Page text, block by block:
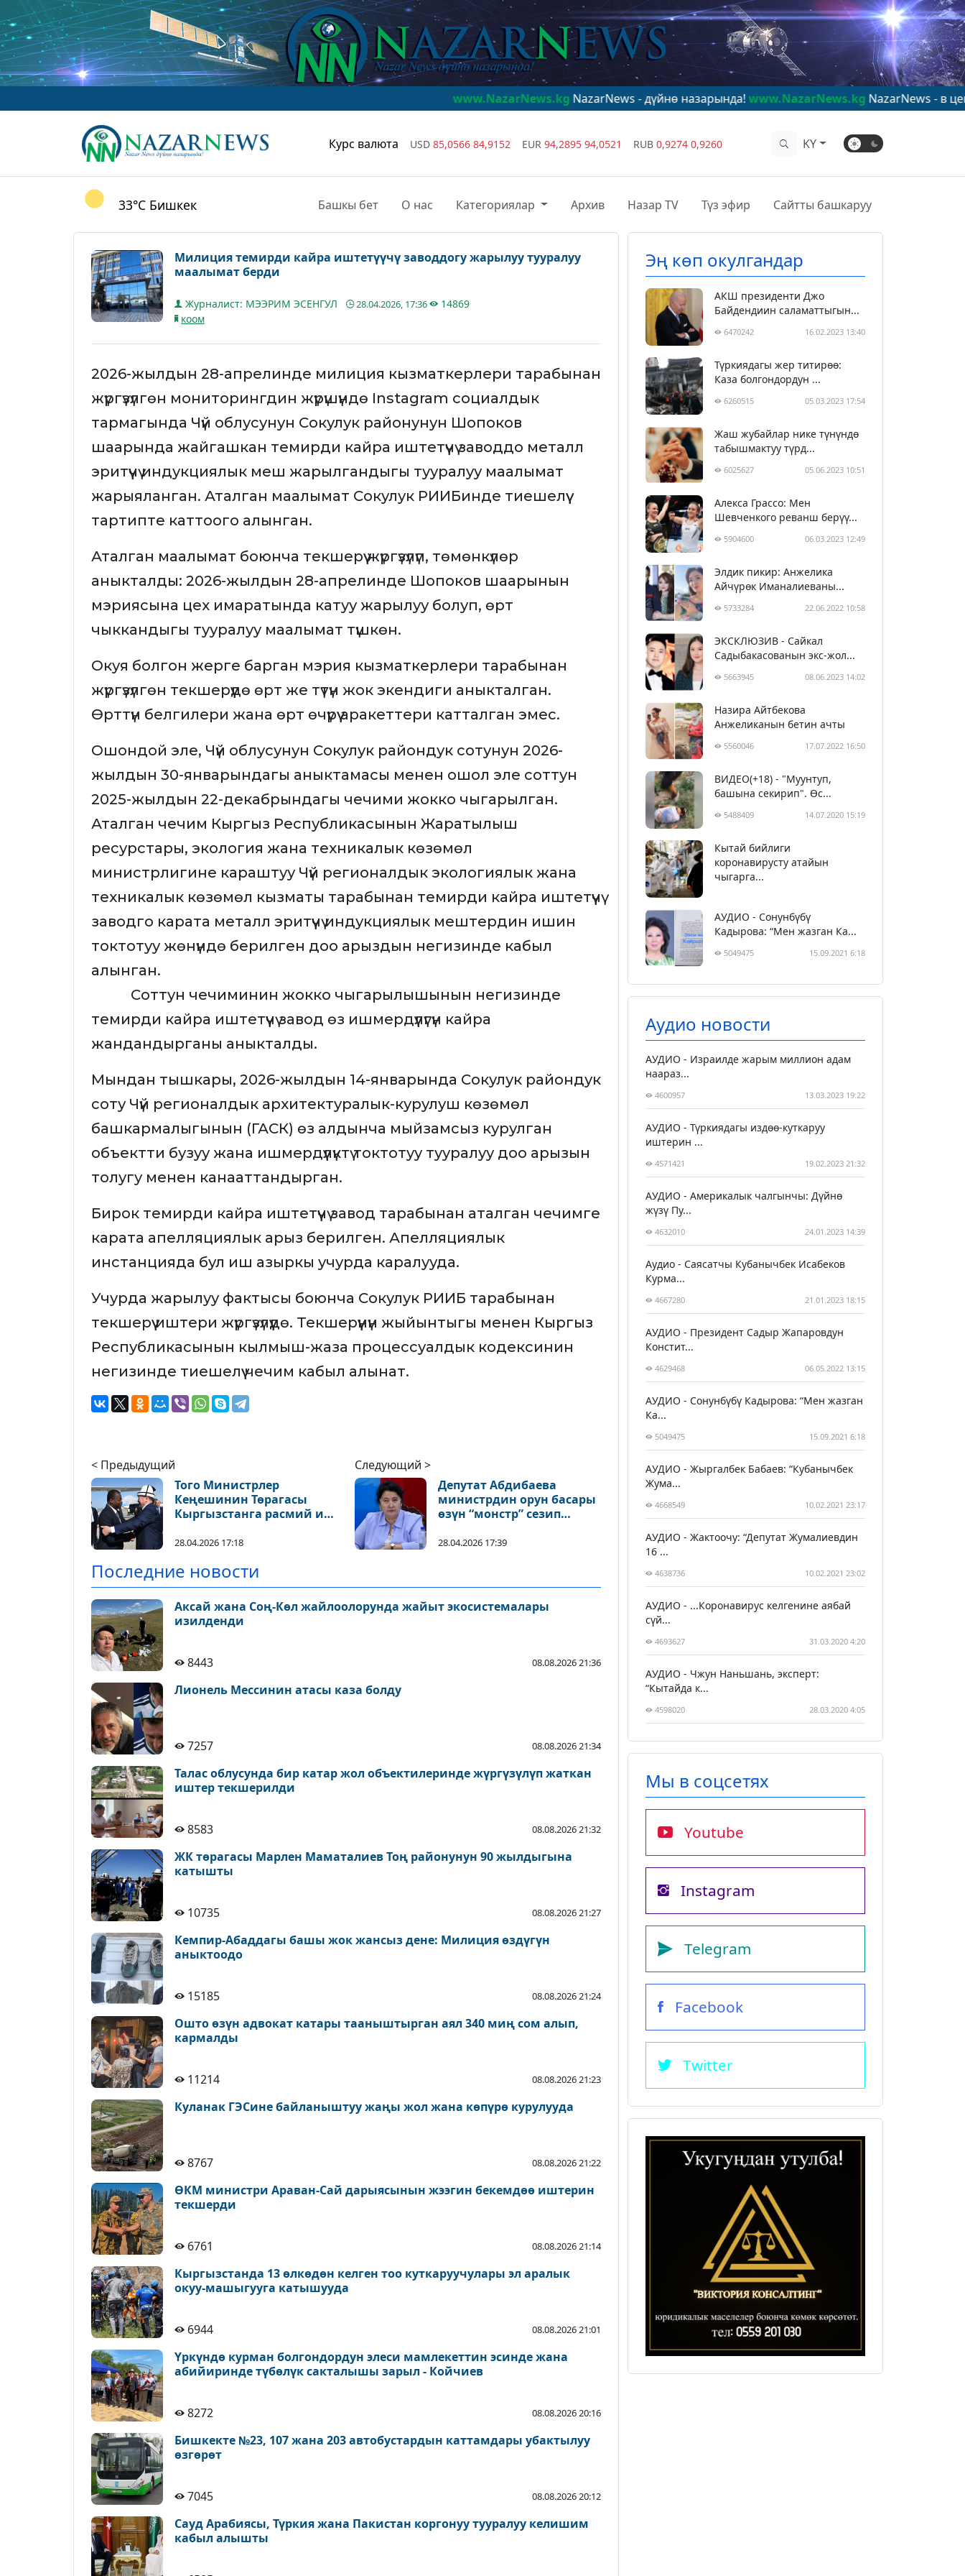
www.NazarNews.kgNazarNews - дүйнө назарында!www.NazarNews.kgNazarNews - в центре
Курс валюта USD 85,0566 84,9152 EUR 94,2895 94,0521 RUB 0,9274 0,9260 KY
33°C Бишкек Башкы бет О нас Категориялар Архив Назар TV Түз эфир Сайтты башкаруу
Милиция темирди кайра иштетүүчү заводдогу жарылуу тууралуу
маалымат берди
Журналист: МЭЭРИМ ЭСЕНГУЛ 28.04.2026, 17:36
14869
коом
2026-жылдын 28-апрелинде милиция кызматкерлери тарабынан
жүргүзүлгөн мониторингдин жүрүшүндө Instagram социалдык
тармагында Чүй облусунун Сокулук районунун Шопоков
шаарында жайгашкан темирди кайра иштетүүчү заводдо металл
эритүүчү индукциялык меш жарылгандыгы тууралуу маалымат
жарыяланган. Аталган маалымат Сокулук РИИБинде тиешелүү
тартипте каттоого алынган.
Аталган маалымат боюнча текшерүү жүргүзүлүп, төмөнкүлөр
аныкталды: 2026-жылдын 28-апрелинде Шопоков шаарынын
мэриясына цех имаратында катуу жарылуу болуп, өрт
чыккандыгы тууралуу маалымат түшкөн.
Окуя болгон жерге барган мэрия кызматкерлери тарабынан
жүргүзүлгөн текшерүүдө өрт же түтүн жок экендиги аныкталган.
Өрттүн белгилери жана өрт өчүрүү аракеттери катталган эмес.
Ошондой эле, Чүй облусунун Сокулук райондук сотунун 2026-
жылдын 30-январындагы аныктамасы менен ошол эле соттун
2025-жылдын 22-декабрындагы чечими жокко чыгарылган.
Аталган чечим Кыргыз Республикасынын Жаратылыш
ресурстары, экология жана техникалык көзөмөл
министрлигине караштуу Чүй регионалдык экологиялык жана
техникалык көзөмөл кызматы тарабынан темирди кайра иштетүүчү
заводго карата металл эритүүчү индукциялык мештердин ишин
токтотуу жөнүндө берилген доо арыздын негизинде кабыл
алынган.
Соттун чечиминин жокко чыгарылышынын негизинде
темирди кайра иштетүүчү завод өз ишмердүүлүгүн кайра
жандандырганы аныкталды.
Мындан тышкары, 2026-жылдын 14-январында Сокулук райондук
соту Чүй регионалдык архитектуралык-курулуш көзөмөл
башкармалыгынын (ГАСК) өз алдынча мыйзамсыз курулган
объектти бузуу жана ишмердүүлүктү токтотуу тууралуу доо арызын
толугу менен канааттандырган.
Бирок темирди кайра иштетүүчү завод тарабынан аталган чечимге
карата апелляциялык арыз берилген. Апелляциялык
инстанцияда бул иш азыркы учурда каралууда.
Учурда жарылуу фактысы боюнча Сокулук РИИБ тарабынан
текшерүү иштери жүргүзүлүүдө. Текшерүүнүн жыйынтыгы менен Кыргыз
Республикасынын кылмыш-жаза процессуалдык кодексинин
негизинде тиешелүү чечим кабыл алынат.
< Предыдущий
Того Министрлер
Кеңешинин Төрагасы
Кыргызстанга расмий иш
28.04.2026 17:18
Следующий >
Депутат Абдибаева
министрдин орун басары
өзүн “монстр” сезип
28.04.2026 17:39
Последние новости
Аксай жана Соң-Көл жайлоолорунда жайыт экосистемалары
изилденди
8443 08.08.2026 21:36
Лионель Мессинин атасы каза болду
7257 08.08.2026 21:34
Талас облусунда бир катар жол объектилеринде жүргүзүлүп жаткан
иштер текшерилди
8583 08.08.2026 21:32
ЖК төрагасы Марлен Маматалиев Тоң районунун 90 жылдыгына
катышты
10735 08.08.2026 21:27
Кемпир-Абаддагы башы жок жансыз дене: Милиция өздүгүн
аныктоодо
15185 08.08.2026 21:24
Ошто өзүн адвокат катары тааныштырган аял 340 миң сом алып,
кармалды
11214 08.08.2026 21:23
Куланак ГЭСине байланыштуу жаңы жол жана көпүрө курулууда
8767 08.08.2026 21:22
ӨКМ министри Араван-Сай дарыясынын жээгин бекемдөө иштерин
текшерди
6761 08.08.2026 21:14
Кыргызстанда 13 өлкөдөн келген тоо куткаруучулары эл аралык
окуу-машыгууга катышууда
6944 08.08.2026 21:01
Үркүндө курман болгондордун элеси мамлекеттин эсинде жана
абийиринде түбөлүк сакталышы зарыл - Койчиев
8272 08.08.2026 20:16
Бишкекте №23, 107 жана 203 автобустардын каттамдары убактылуу
өзгөрөт
7045 08.08.2026 20:12
Сауд Арабиясы, Түркия жана Пакистан коргонуу тууралуу келишим
кабыл алышты
Эң көп окулгандар
АКШ президенти Джо
Байдендиин саламаттыгын...
6470242 16.02.2023 13:40
Түркиядагы жер титирөө:
Каза болгондордун ...
6260515 05.03.2023 17:54
Жаш жубайлар нике түнүндө
табышмактуу түрд...
6025627 05.06.2023 10:51
Алекса Грассо: Мен
Шевченкого реванш берүү...
5904600 06.03.2023 12:49
Элдик пикир: Анжелика
Айчүрөк Иманалиеваны...
5733284 22.06.2022 10:58
ЭКСКЛЮЗИВ - Сайкал
Садыбакасованын экс-жол...
5663945 08.06.2023 14:02
Назира Айтбекова
Анжеликанын бетин ачты
5560046 17.07.2022 16:50
ВИДЕО(+18) - "Муунтуп,
башына секирип". Өс...
5488409 14.07.2020 15:19
Кытай бийлиги
коронавирусту атайын
чыгарга...
АУДИО - Сонунбүбү
Кадырова: “Мен жазган Ка...
5049475 15.09.2021 6:18
Аудио новости
АУДИО - Израилде жарым миллион адам
наараз...
4600957 13.03.2023 19:22
АУДИО - Түркиядагы издөө-куткаруу
иштерин ...
4571421 19.02.2023 21:32
АУДИО - Америкалык чалгынчы: Дүйнө
жүзү Пу...
4632010 24.01.2023 14:39
Аудио - Саясатчы Кубанычбек Исабеков
Курма...
4667280 21.01.2023 18:15
АУДИО - Президент Садыр Жапаровдун
Констит...
4629468 06.05.2022 13:15
АУДИО - Сонунбүбү Кадырова: “Мен жазган
Ка...
5049475 15.09.2021 6:18
АУДИО - Жыргалбек Бабаев: “Кубанычбек
Жума...
4668549 10.02.2021 23:17
АУДИО - Жактоочу: “Депутат Жумалиевдин
16 ...
4638736 10.02.2021 23:02
АУДИО - ...Коронавирус келгенине аябай
сүй...
4693627 31.03.2020 4:20
АУДИО - Чжун Наньшань, эксперт:
“Кытайда к...
4598020 28.03.2020 4:05
Мы в соцсетях
Youtube
Instagram
Telegram
Facebook
Twitter